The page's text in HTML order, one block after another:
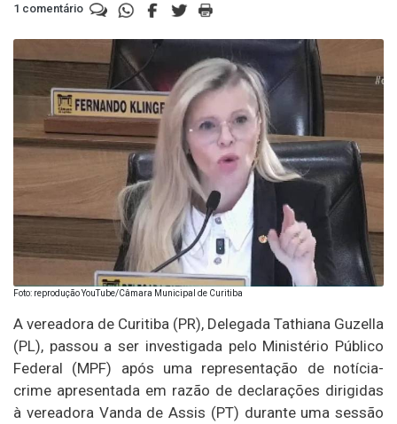
1 comentário
Foto: reprodução YouTube/Câmara Municipal de Curitiba
A vereadora de Curitiba (PR), Delegada Tathiana Guzella
(PL), passou a ser investigada pelo Ministério Público
Federal (MPF) após uma representação de notícia-
crime apresentada em razão de declarações dirigidas
à vereadora Vanda de Assis (PT) durante uma sessão